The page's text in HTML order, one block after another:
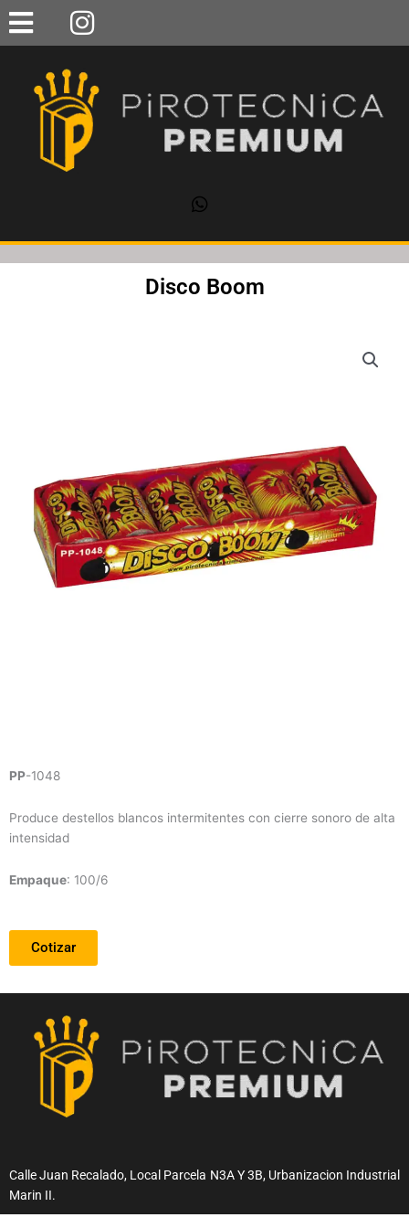
contenido
Disco Boom
PP-1048
Produce destellos blancos intermitentes con cierre sonoro de alta
intensidad
Empaque: 100/6
Cotizar
Calle Juan Recalado, Local Parcela N3A Y 3B, Urbanizacion Industrial
Marin II.